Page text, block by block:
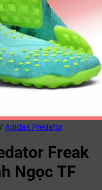
/ Adidas Predator
Freak
Ngọc TF